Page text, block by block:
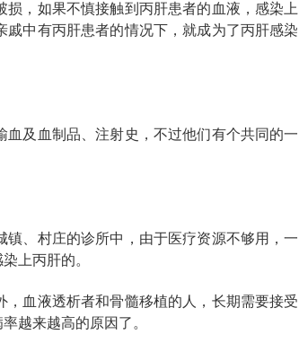
，如果不慎接触到丙肝患者的血液，感染上
中有丙肝患者的情况下，就成为了丙肝感染
及血制品、注射史，不过他们有个共同的一
、村庄的诊所中，由于医疗资源不够用，一
上丙肝的。
血液透析者和骨髓移植的人，长期需要接受
越来越高的原因了。